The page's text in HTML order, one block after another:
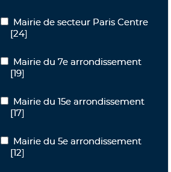
Mairie de secteur Paris Centre
Mairie de secteur Paris Centre
[24]
Mairie du 7e arrondissement
Mairie du 7e arrondissement
[19]
Mairie du 15e arrondissement
Mairie du 15e arrondissement
[17]
Mairie du 5e arrondissement
Mairie du 5e arrondissement
[12]